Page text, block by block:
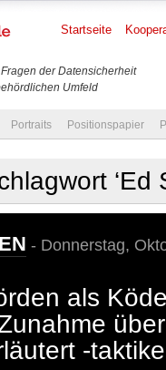
der Datensicherheit
Umfeld
Startseite
Portraits Positionspapier
‘Ed
- Donnerstag,
als
-